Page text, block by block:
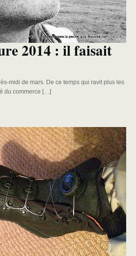
2014 : il faisait
midi de mars. De ce temps qui ravit plus les
du commerce […]